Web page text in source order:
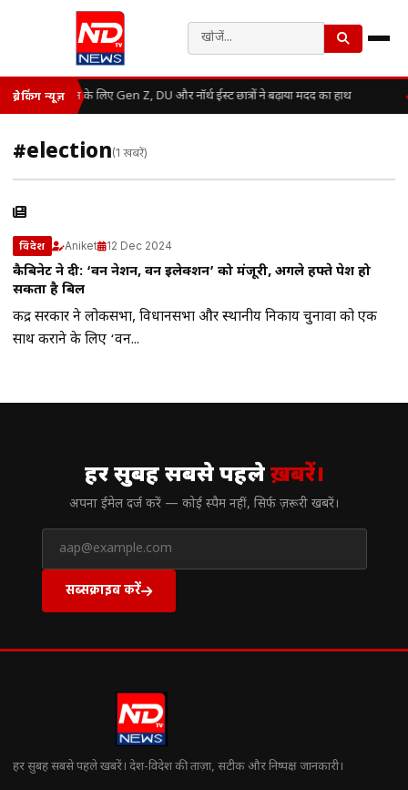
ब्रेकिंग न्यूज़
असम बाढ़ राहत के लिए Gen Z, DU और नॉर्थ ईस्ट छात्रों ने बढ़ाया मदद का हाथ
#election(1 खबरें)
विदेश Aniket 12 Dec 2024
कैबिनेट ने दी: ‘वन नेशन, वन इलेक्शन’ को मंजूरी, अगले हफ्ते पेश हो
सकता है बिल
केंद्र सरकार ने लोकसभा, विधानसभा और स्थानीय निकाय चुनावों को एक
साथ कराने के लिए ‘वन...
हर सुबह सबसे पहलेख़बरें।
अपना ईमेल दर्ज करें — कोई स्पैम नहीं, सिर्फ ज़रूरी खबरें।
सब्सक्राइब करें
हर सुबह सबसे पहले खबरें। देश-विदेश की ताज़ा, सटीक और निष्पक्ष जानकारी।